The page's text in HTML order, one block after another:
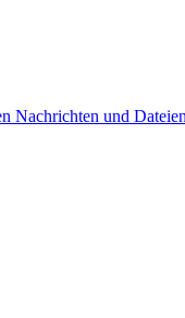
Nachrichten und Dateien